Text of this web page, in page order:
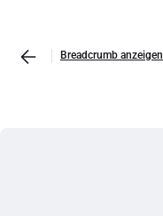
Breadcrumb anzeigen